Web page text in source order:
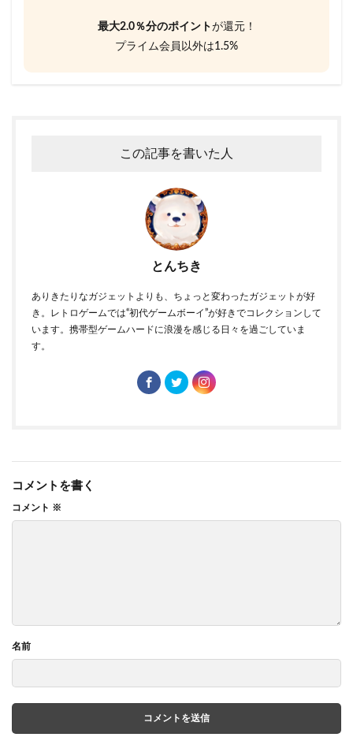
最大2.0％分のポイントが還元！
プライム会員以外は1.5%
この記事を書いた人
とんちき
ありきたりなガジェットよりも、ちょっと変わったガジェットが好
き。レトロゲームでは“初代ゲームボーイ”が好きでコレクションして
います。携帯型ゲームハードに浪漫を感じる日々を過ごしていま
す。
コメントを書く
コメント ※
名前